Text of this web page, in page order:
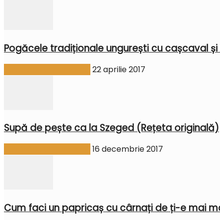
Pogăcele tradiționale ungurești cu cașcaval și
22 aprilie 2017
Supă de pește ca la Szeged (Rețeta originală)
16 decembrie 2017
Cum faci un papricaș cu cârnați de ți-e mai